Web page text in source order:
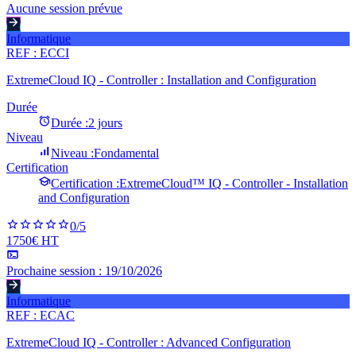
Aucune session prévue
Informatique
REF : ECCI
ExtremeCloud IQ - Controller : Installation and Configuration
Durée
Durée :2 jours
Niveau
Niveau :Fondamental
Certification
Certification :ExtremeCloud™ IQ - Controller - Installation
and Configuration
0/5
1750€ HT
Prochaine session : 19/10/2026
Informatique
REF : ECAC
ExtremeCloud IQ - Controller : Advanced Configuration